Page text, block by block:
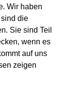
Wir haben
die
Sie sind Teil
wenn es
auf uns
zeigen